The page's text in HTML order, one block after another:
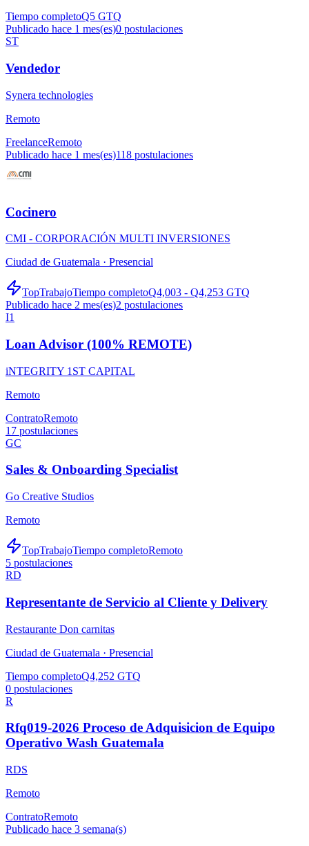
Tiempo completoQ5 GTQ
Publicado hace 1 mes(es)0 postulaciones
ST
Vendedor
Synera technologies
Remoto
FreelanceRemoto
Publicado hace 1 mes(es)118 postulaciones
Cocinero
CMI - CORPORACIÓN MULTI INVERSIONES
Ciudad de Guatemala · Presencial
TopTrabajoTiempo completoQ4,003 - Q4,253 GTQ
Publicado hace 2 mes(es)2 postulaciones
I1
Loan Advisor (100% REMOTE)
iNTEGRITY 1ST CAPITAL
Remoto
ContratoRemoto
17 postulaciones
GC
Sales & Onboarding Specialist
Go Creative Studios
Remoto
TopTrabajoTiempo completoRemoto
5 postulaciones
RD
Representante de Servicio al Cliente y Delivery
Restaurante Don carnitas
Ciudad de Guatemala · Presencial
Tiempo completoQ4,252 GTQ
0 postulaciones
R
Rfq019-2026 Proceso de Adquisicion de Equipo
Operativo Wash Guatemala
RDS
Remoto
ContratoRemoto
Publicado hace 3 semana(s)